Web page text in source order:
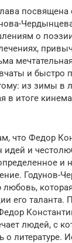
о
и быстро
из зимы в
в итоге
что Федор
идей и
и
Годунов-
любовь,
его таланта.
людей, с
о литературе.